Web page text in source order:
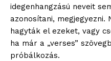
idegenhangzású neveit
azonosítani,
hagyták el ezeket, vagy
ha már a „verses”
próbálkozás.